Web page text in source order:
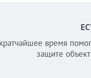
время
защите